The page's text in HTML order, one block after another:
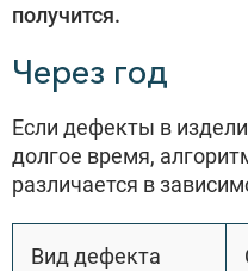
получится.
Через год
Если дефекты в
долгое время,
различается в
Вид дефекта